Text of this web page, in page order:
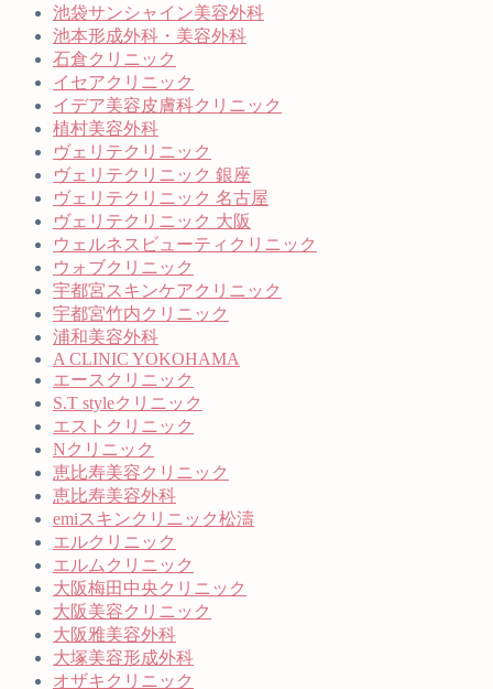
池袋サンシャイン美容外科
池本形成外科・美容外科
石倉クリニック
イセアクリニック
イデア美容皮膚科クリニック
植村美容外科
ヴェリテクリニック
ヴェリテクリニック 銀座
ヴェリテクリニック 名古屋
ヴェリテクリニック 大阪
ウェルネスビューティクリニック
ウォブクリニック
宇都宮スキンケアクリニック
宇都宮竹内クリニック
浦和美容外科
A CLINIC YOKOHAMA
エースクリニック
S.T styleクリニック
エストクリニック
Nクリニック
恵比寿美容クリニック
恵比寿美容外科
emiスキンクリニック松濤
エルクリニック
エルムクリニック
大阪梅田中央クリニック
大阪美容クリニック
大阪雅美容外科
大塚美容形成外科
オザキクリニック